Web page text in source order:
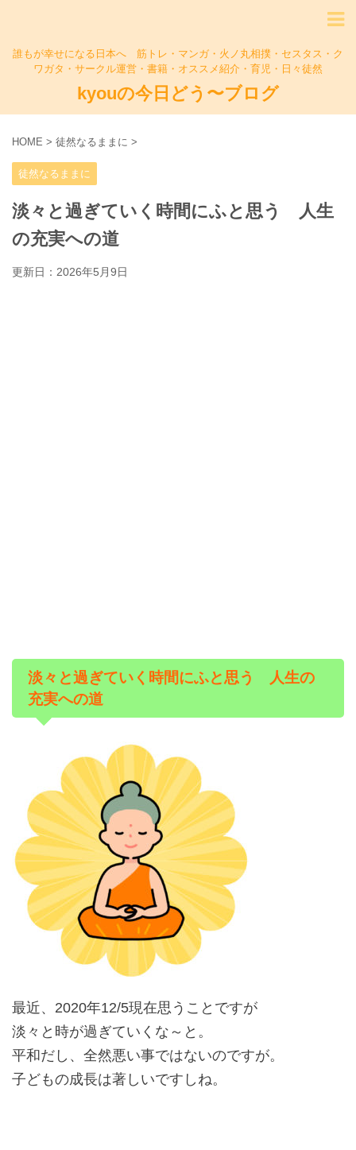
誰もが幸せになる日本へ 筋トレ・マンガ・火ノ丸相撲・セスタス・ク
ワガタ・サークル運営・書籍・オススメ紹介・育児・日々徒然
kyouの今日どう〜ブログ
HOME > 徒然なるままに >
徒然なるままに
淡々と過ぎていく時間にふと思う 人生
の充実への道
更新日： 2026年5月9日
淡々と過ぎていく時間にふと思う 人生の
充実への道
最近、2020年12/5現在思うことですが
淡々と時が過ぎていくな～と。
平和だし、全然悪い事ではないのですが。
子どもの成長は著しいですしね。